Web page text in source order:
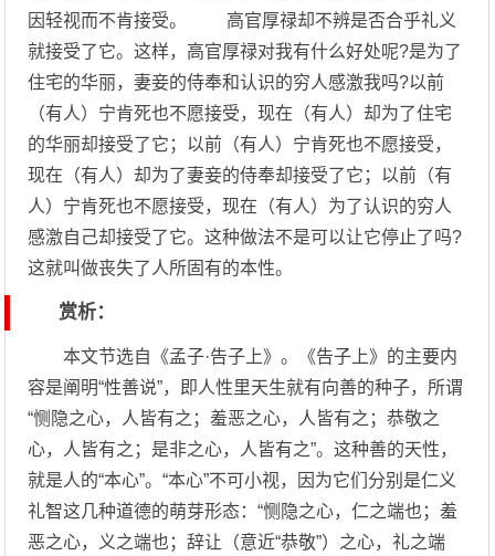
因轻视而不肯接受。 高官厚禄却不辨是否合乎礼义
就接受了它。这样，高官厚禄对我有什么好处呢?是为了
住宅的华丽，妻妾的侍奉和认识的穷人感激我吗?以前
（有人）宁肯死也不愿接受，现在（有人）却为了住宅
的华丽却接受了它；以前（有人）宁肯死也不愿接受，
现在（有人）却为了妻妾的侍奉却接受了它；以前（有
人）宁肯死也不愿接受，现在（有人）为了认识的穷人
感激自己却接受了它。这种做法不是可以让它停止了吗?
这就叫做丧失了人所固有的本性。
赏析：
本文节选自《孟子·告子上》。《告子上》的主要内
容是阐明“性善说”，即人性里天生就有向善的种子，所谓
“恻隐之心，人皆有之；羞恶之心，人皆有之；恭敬之
心，人皆有之；是非之心，人皆有之”。这种善的天性，
就是人的“本心”。“本心”不可小视，因为它们分别是仁义
礼智这几种道德的萌芽形态：“恻隐之心，仁之端也；羞
恶之心，义之端也；辞让（意近“恭敬”）之心，礼之端